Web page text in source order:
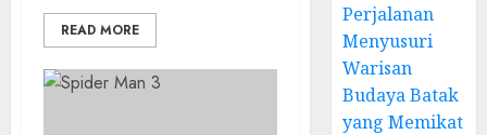
READ MORE
Perjalanan
Menyusuri
Warisan
Budaya Batak
yang Memikat